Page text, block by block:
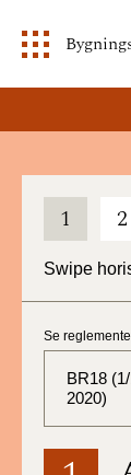
1 2
Swipe
Se
BR18
2020)
BR18